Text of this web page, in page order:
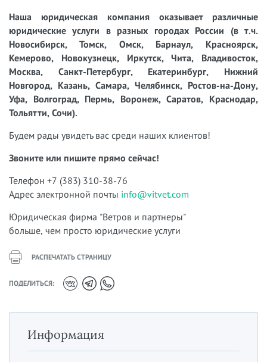
Наша юридическая компания оказывает различные
юридические услуги в разных городах России (в т.ч.
Новосибирск, Томск, Омск, Барнаул, Красноярск,
Кемерово, Новокузнецк, Иркутск, Чита, Владивосток,
Москва, Санкт-Петербург, Екатеринбург, Нижний
Новгород, Казань, Самара, Челябинск, Ростов-на-Дону,
Уфа, Волгоград, Пермь, Воронеж, Саратов, Краснодар,
Тольятти, Сочи).
Будем рады увидеть вас среди наших клиентов!
Звоните или пишите прямо сейчас!
Телефон +7 (383) 310-38-76
Адрес электронной почты info@vitvet.com
Юридическая фирма "Ветров и партнеры"
больше, чем просто юридические услуги
РАСПЕЧАТАТЬ СТРАНИЦУ
ПОДЕЛИТЬСЯ:
Информация